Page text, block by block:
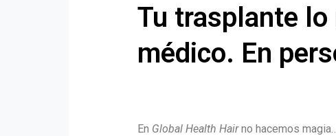
Tu trasplante lo
médico. En
En Global Health Hairno hacemos